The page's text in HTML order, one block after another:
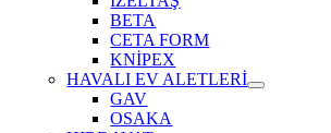
BETA
CETA FORM
KNİPEX
HAVALI EV ALETLERİ
GAV
OSAKA